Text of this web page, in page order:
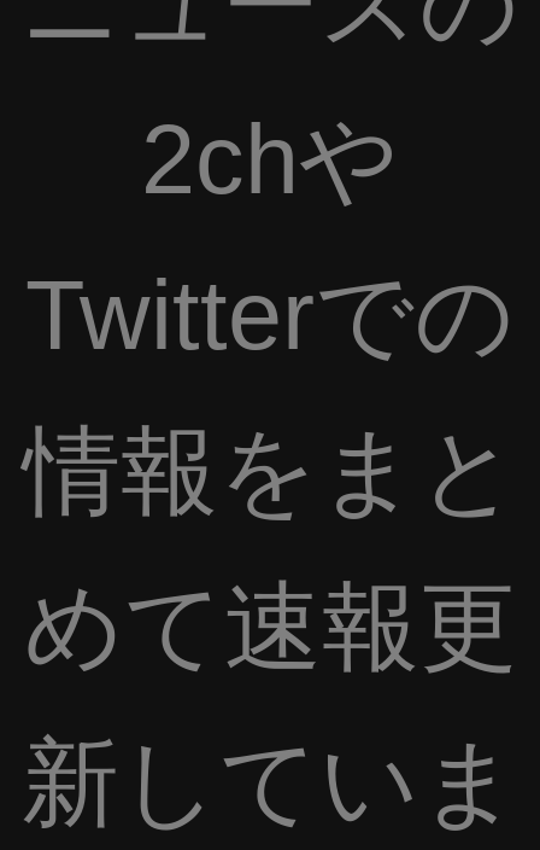
2chや
Twitterでの
情報をまと
めて速報更
新していま